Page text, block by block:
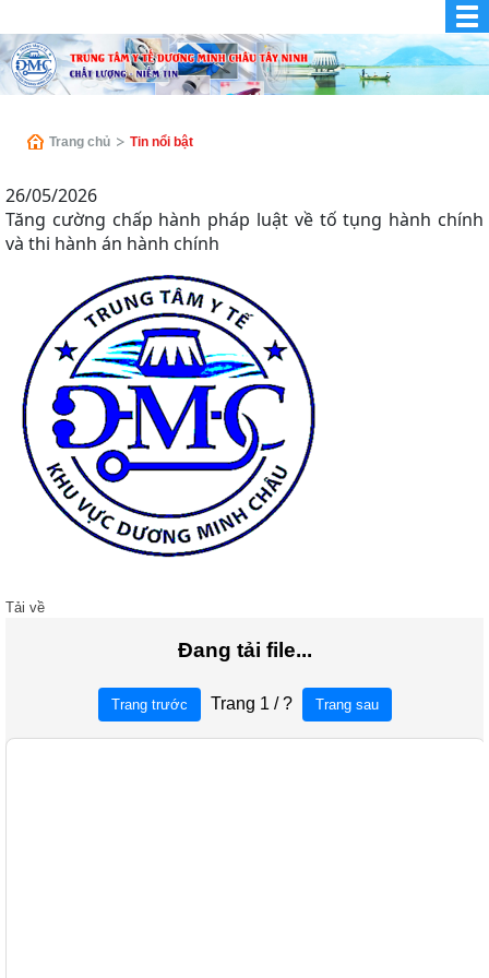
Trang chủ Tin nổi bật
26/05/2026
Tăng cường chấp hành pháp luật về tố tụng hành chính
và thi hành án hành chính
Tải về